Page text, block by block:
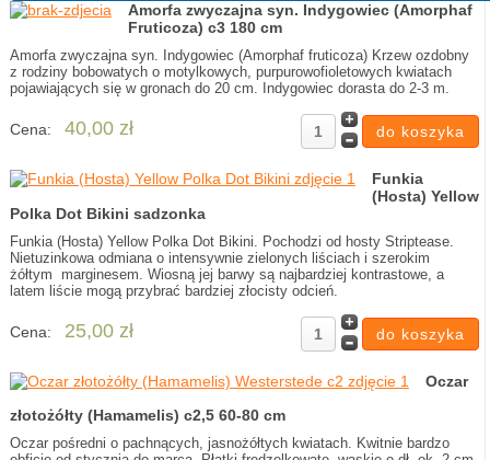
Amorfa zwyczajna syn. Indygowiec (Amorphaf
Fruticoza) c3 180 cm
Amorfa zwyczajna syn. Indygowiec (Amorphaf fruticoza) Krzew ozdobny
z rodziny bobowatych o motylkowych, purpurowofioletowych kwiatach
pojawiających się w gronach do 20 cm. Indygowiec dorasta do 2-3 m.
Cena: 40,00 zł
Funkia
(Hosta) Yellow
Polka Dot Bikini sadzonka
Funkia (Hosta) Yellow Polka Dot Bikini. Pochodzi od hosty Striptease.
Nietuzinkowa odmiana o intensywnie zielonych liściach i szerokim
żółtym marginesem. Wiosną jej barwy są najbardziej kontrastowe, a
latem liście mogą przybrać bardziej złocisty odcień.
Cena: 25,00 zł
Oczar
złotożółty (Hamamelis) c2,5 60-80 cm
Oczar pośredni o pachnących, jasnożółtych kwiatach. Kwitnie bardzo